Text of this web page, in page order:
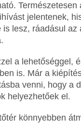
Természetesen
jelentenek,
lesz, ráadásul az
a lehetőséggel,
is. Már a
venni, hogy a
helyezhetőek el.
könnyebben